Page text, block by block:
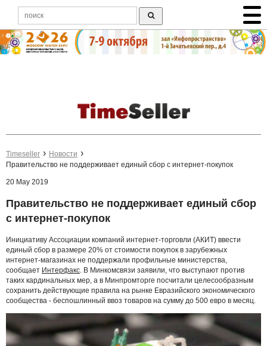
Timeseller
Новости
Правительство не поддерживает единый сбор с интернет-покупок
20 May 2019
Правительство не поддерживает единый сбор
с интернет-покупок
Инициативу Ассоциации компаний интернет-торговли (АКИТ) ввести
единый сбор в размере 20% от стоимости покупок в зарубежных
интернет-магазинах не поддержали профильные министерства,
сообщает Интерфакс. В Минкомсвязи заявили, что выступают против
таких кардинальных мер, а в Минпромторге посчитали целесообразным
сохранить действующие правила на рынке Евразийского экономического
сообщества - беспошлинный ввоз товаров на сумму до 500 евро в месяц.